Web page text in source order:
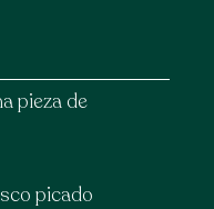
pieza de
picado